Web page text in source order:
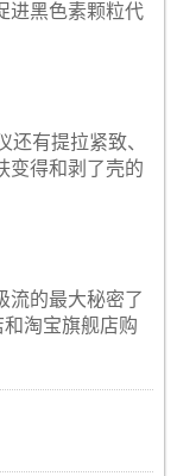
进黑色素颗粒代
还有提拉紧致、
变得和剥了壳的
流的最大秘密了
淘宝旗舰店购